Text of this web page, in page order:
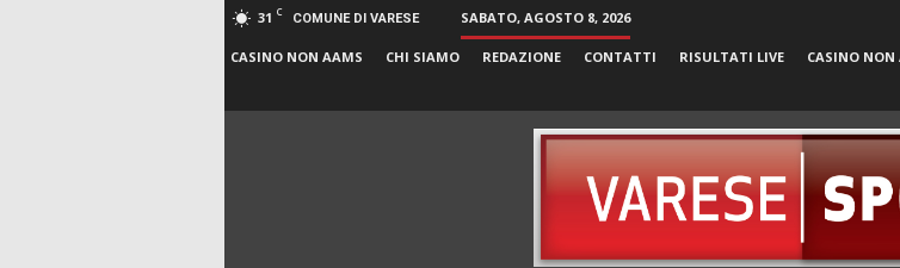
31 C COMUNE DI VARESE SABATO, AGOSTO 8, 2026
CASINO NON AAMS CHI SIAMO REDAZIONE CONTATTI RISULTATI LIVE CASINO NON